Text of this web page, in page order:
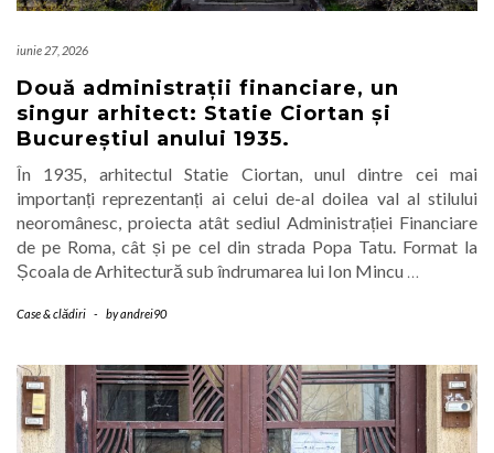
iunie 27, 2026
Două administrații financiare, un
singur arhitect: Statie Ciortan și
Bucureștiul anului 1935.
În 1935, arhitectul Statie Ciortan, unul dintre cei mai
importanți reprezentanți ai celui de-al doilea val al stilului
neoromânesc, proiecta atât sediul Administrației Financiare
de pe Roma, cât și pe cel din strada Popa Tatu. Format la
Școala de Arhitectură sub îndrumarea lui Ion Mincu …
Case & clădiri - byandrei90